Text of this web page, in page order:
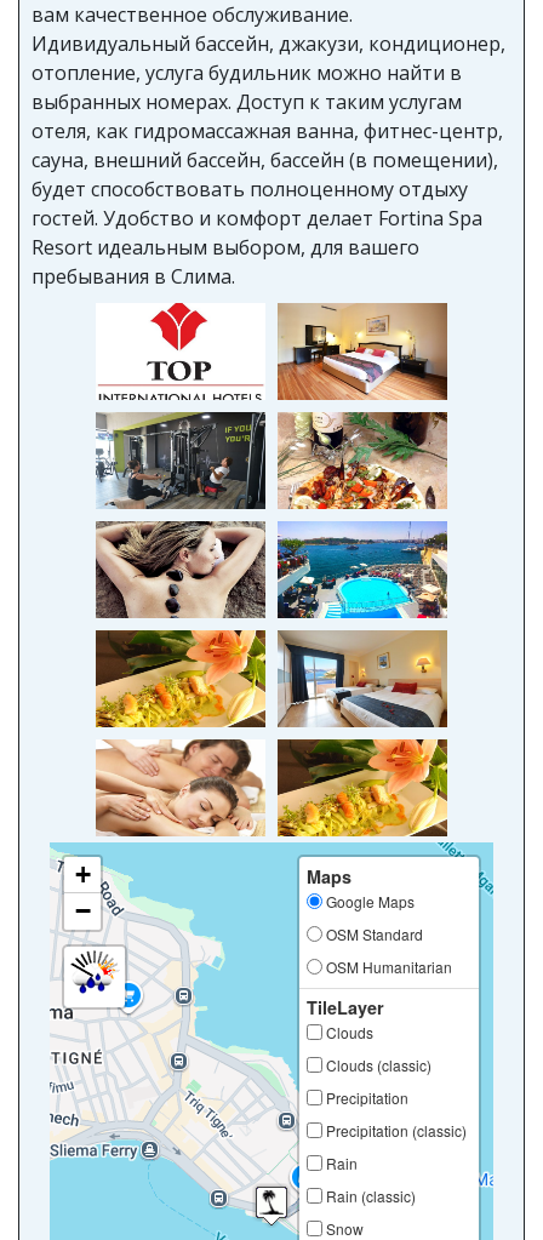
вам качественное обслуживание.
Идивидуальный бассейн, джакузи, кондиционер,
отопление, услуга будильник можно найти в
выбранных номерах. Доступ к таким услугам
отеля, как гидромассажная ванна, фитнес-центр,
сауна, внешний бассейн, бассейн (в помещении),
будет способствовать полноценному отдыху
гостей. Удобство и комфорт делает Fortina Spa
Resort идеальным выбором, для вашего
пребывания в Слима.
+
−
Maps
Google Maps
OSM Standard
OSM Humanitarian
TileLayer
Clouds
Clouds (classic)
Precipitation
Precipitation (classic)
Rain
Rain (classic)
Snow